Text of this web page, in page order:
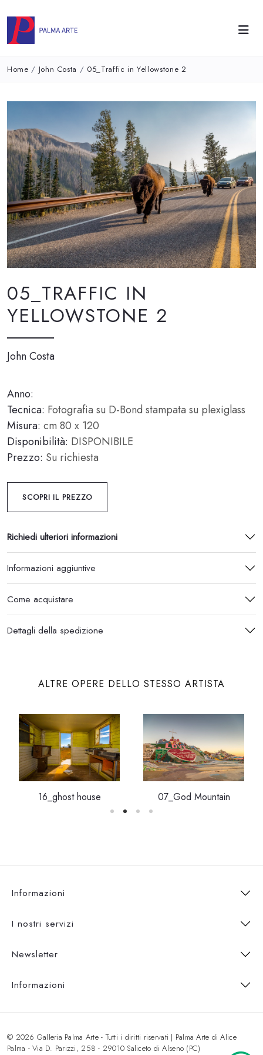
Home / John Costa / 05_Traffic in Yellowstone 2
05_TRAFFIC IN
YELLOWSTONE 2
John Costa
Anno:
Tecnica: Fotografia su D-Bond stampata su plexiglass
Misura: cm 80 x 120
Disponibilità: DISPONIBILE
Prezzo: Su richiesta
SCOPRI IL PREZZO
Richiedi ulteriori informazioni
Informazioni aggiuntive
Come acquistare
Dettagli della spedizione
ALTRE OPERE DELLO STESSO ARTISTA
16_ghost house 07_God Mountain
Informazioni
I nostri servizi
Newsletter
Informazioni
© 2026 Galleria Palma Arte - Tutti i diritti riservati | Palma Arte di Alice
Palma - Via D. Parizzi, 258 - 29010 Saliceto di Alseno (PC)